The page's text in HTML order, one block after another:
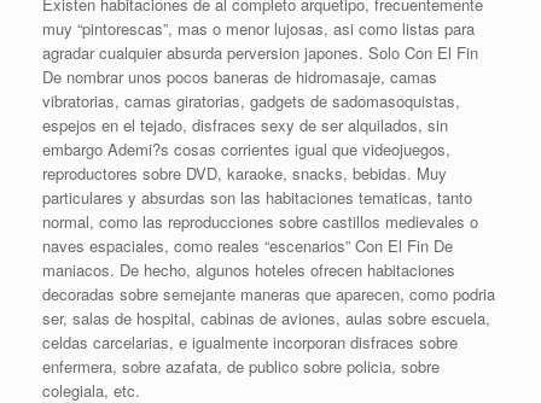
muy “pintorescas”, mas o menor lujosas, asi­ como listas para
agradar cualquier absurda perversion japones. Solo Con El Fin
De nombrar unos pocos baneras de hidromasaje, camas
vibratorias, camas giratorias, gadgets de sadomasoquistas,
espejos en el tejado, disfraces sexy de ser alquilados, sin
embargo Ademi?s cosas corrientes igual que videojuegos,
reproductores sobre DVD, karaoke, snacks, bebidas. Muy
particulares y absurdas son las habitaciones tematicas, tanto
normal, como las reproducciones sobre castillos medievales o
naves espaciales, como reales “escenarios” Con El Fin De
maniacos. De hecho, algunos hoteles ofrecen habitaciones
decoradas sobre semejante maneras que aparecen, como podri­a
ser, salas de hospital, cabinas de aviones, aulas sobre escuela,
celdas carcelarias, e igualmente incorporan disfraces sobre
enfermera, sobre azafata, de publico sobre policia, sobre
colegiala, etc.